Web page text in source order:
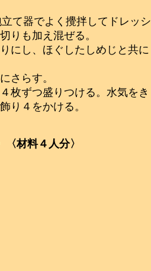
て器でよく攪拌してドレッシ
りも加え混ぜる。
にし、ほぐしたしめじと共に
さらす。
枚ずつ盛りつける。水気をき
り４をかける。
材料４人分〉